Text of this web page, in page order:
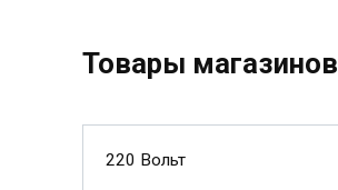
Товары магазинов
220 Вольт